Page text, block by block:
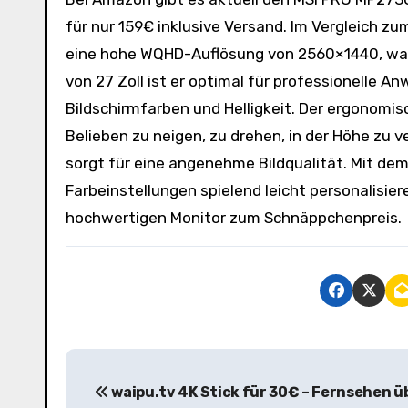
für nur 159€ inklusive Versand. Im Vergleich
eine hohe WQHD-Auflösung von 2560×1440,
von 27 Zoll ist er optimal für professionelle
Bildschirmfarben und Helligkeit. Der
Belieben zu neigen, zu drehen, in der Höhe zu
sorgt für eine angenehme Bildqualität. Mit
Farbeinstellungen spielend leicht
hochwertigen Monitor zum Schnäppchenpreis.
B
waipu.tv 4K Stick für 30€ – Fernsehen